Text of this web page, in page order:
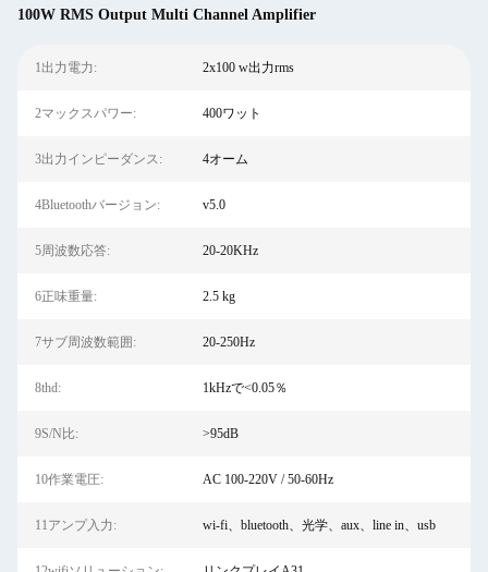
100W RMS Output Multi Channel Amplifier
1出力電力: 2x100 w出力rms
2マックスパワー: 400ワット
3出力インピーダンス: 4オーム
4Bluetoothバージョン: v5.0
5周波数応答: 20-20KHz
6正味重量: 2.5 kg
7サブ周波数範囲: 20-250Hz
8thd: 1kHzで<0.05％
9S/N比: >95dB
10作業電圧: AC 100-220V / 50-60Hz
11アンプ入力: wi-fi、bluetooth、光学、aux、line in、usb